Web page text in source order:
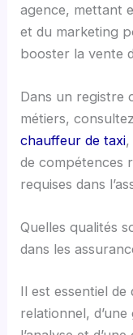
agence, mettant
et du marketing
booster la vente
Dans un registre
métiers,
chauffeur de taxi,
de compétences
requises dans
Quelles qualités
dans les
Il est essentiel de
relationnel,